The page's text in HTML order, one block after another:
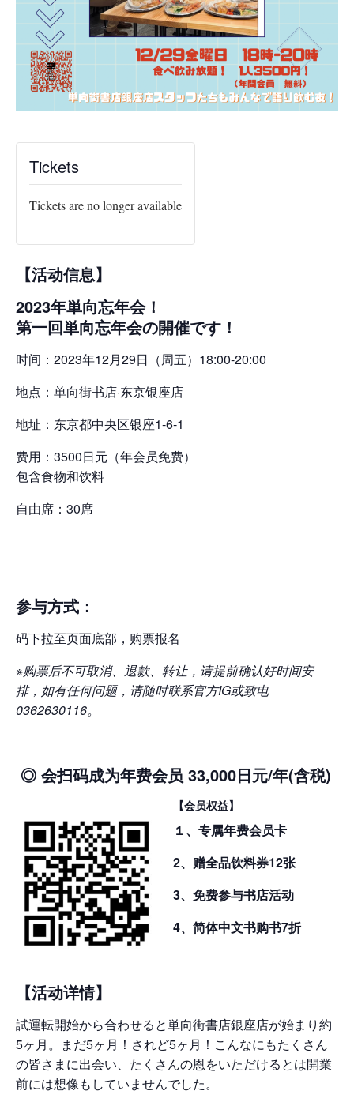
Tickets
Tickets are no longer available
【活动信息】
2023年単向忘年会！
第一回単向忘年会の開催です！
时间：2023年12月29日（周五）18:00-20:00
地点：单向街书店·东京银座店
地址：东京都中央区银座1-6-1
费用：3500日元（年会员免费）
包含食物和饮料
自由席：30席
参与方式：
码下拉至页面底部，购票报名
※购票后不可取消、退款、转让，请提前确认好时间安
排，如有任何问题，请随时联系官方IG或致电
0362630116。
◎ 会扫码成为年费会员 33,000日元/年(含税)
【会员权益】
１、专属年费会员卡
2、赠全品饮料券12张
3、免费参与书店活动
4、简体中文书购书7折
【活动详情】
試運転開始から合わせると単向街書店銀座店が始まり約
5ヶ月。まだ5ヶ月！されど5ヶ月！こんなにもたくさん
の皆さまに出会い、たくさんの恩をいただけるとは開業
前には想像もしていませんでした。